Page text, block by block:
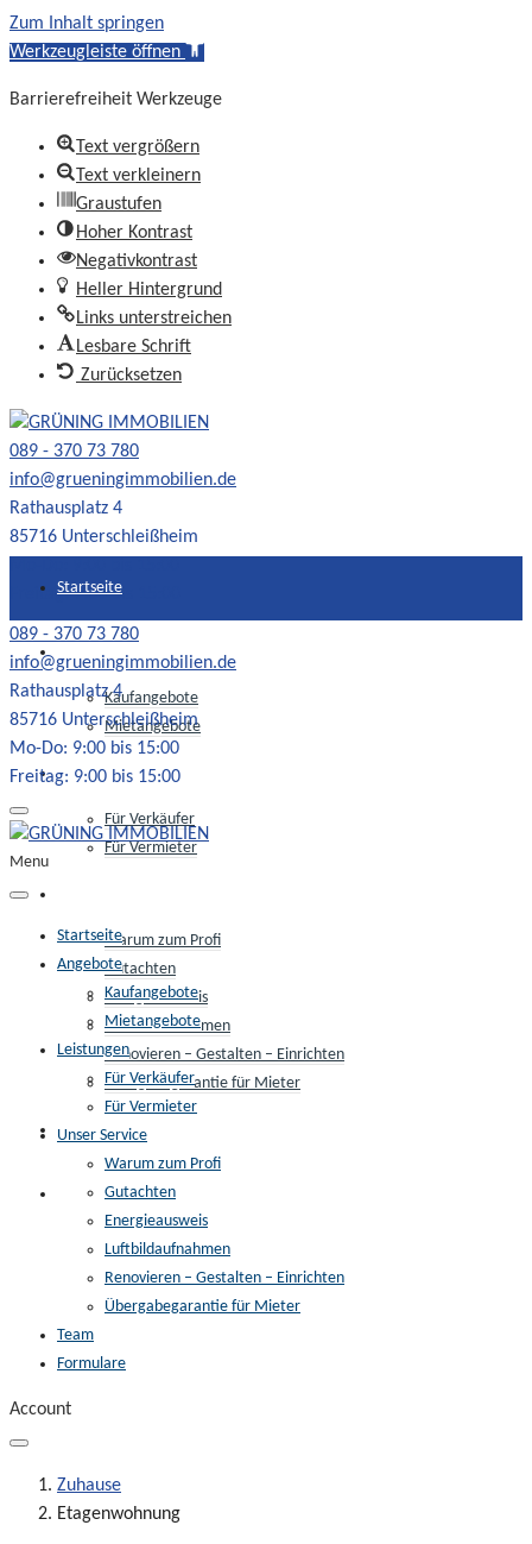
Zum Inhalt springen
Werkzeugleiste öffnen
Barrierefreiheit Werkzeuge
Text vergrößern
Text verkleinern
Graustufen
Hoher Kontrast
Negativkontrast
Heller Hintergrund
Links unterstreichen
Lesbare Schrift
Zurücksetzen
089 - 370 73 780
info@grueningimmobilien.de
Rathausplatz 4
85716 Unterschleißheim
Freitag: 9:00 bis 15:00
Startseite
Angebote
Kaufangebote
Mietangebote
Leistungen
Für Verkäufer
Für Vermieter
Warum zum Profi
Gutachten
Energieausweis
Luftbildaufnahmen
Renovieren – Gestalten – Einrichten
Übergabegarantie für Mieter
Team
Formulare
089 - 370 73 780
info@grueningimmobilien.de
Rathausplatz 4
85716 Unterschleißheim
Mo-Do: 9:00 bis 15:00
Freitag: 9:00 bis 15:00
Menu
Startseite
Angebote
Kaufangebote
Mietangebote
Leistungen
Für Verkäufer
Für Vermieter
Unser Service
Warum zum Profi
Gutachten
Energieausweis
Luftbildaufnahmen
Renovieren – Gestalten – Einrichten
Übergabegarantie für Mieter
Team
Formulare
Account
Zuhause
Etagenwohnung